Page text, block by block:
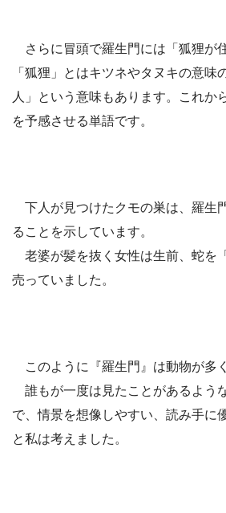
さらに冒頭で羅生門には「狐狸が
「狐狸」とはキツネやタヌキの意味
人」という意味もあります。これか
を予感させる単語です。
下人が見つけたクモの巣は、羅生
ることを示しています。
老婆が髪を抜く女性は生前、蛇を
売っていました。
このように『羅生門』は動物が多
誰もが一度は見たことがあるよう
で、情景を想像しやすい、読み手に
と私は考えました。